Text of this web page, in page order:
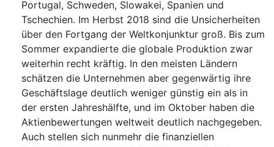
Portugal, Schweden, Slowakei, Spanien und
Tschechien. Im Herbst 2018 sind die Unsicherheiten
über den Fortgang der Weltkonjunktur groß. Bis zum
Sommer expandierte die globale Produktion zwar
weiterhin recht kräftig. In den meisten Ländern
schätzen die Unternehmen aber gegenwärtig ihre
Geschäftslage deutlich weniger günstig ein als in
der ersten Jahreshälfte, und im Oktober haben die
Aktienbewertungen weltweit deutlich nachgegeben.
Auch stellen sich nunmehr die finanziellen